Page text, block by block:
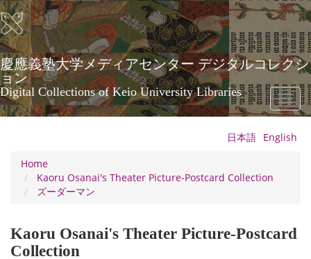
Skip
to
main
content
慶應義塾大学メディアセンター デジタルコレクシ
ョン
Digital Collections of Keio University Libraries
Toggle
日本語 English
Home
Kaoru Osanai's Theater Picture-Postcard Collection
ズーダーマン
Kaoru Osanai's Theater Picture-Postcard
Collection